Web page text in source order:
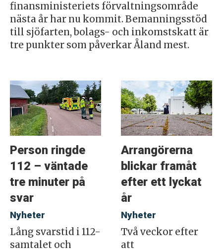
finansministeriets förvaltningsområde
nästa år har nu kommit. Bemanningsstöd
till sjöfarten, bolags- och inkomstskatt är
tre punkter som påverkar Åland mest.
Person ringde
112 – väntade
tre minuter på
svar
Nyheter
Lång svarstid i 112-
samtalet och
Arrangörerna
blickar framåt
efter ett lyckat
år
Nyheter
Två veckor efter
att